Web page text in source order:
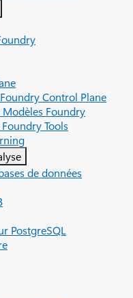
Control Plane
Foundry
Tools
de données
PostgreSQL